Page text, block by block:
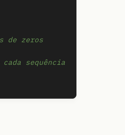
de zeros
sequência